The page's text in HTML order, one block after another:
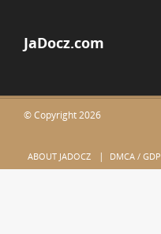
JaDocz.com
© Copyright 2026
ABOUT JADOCZ DMCA /